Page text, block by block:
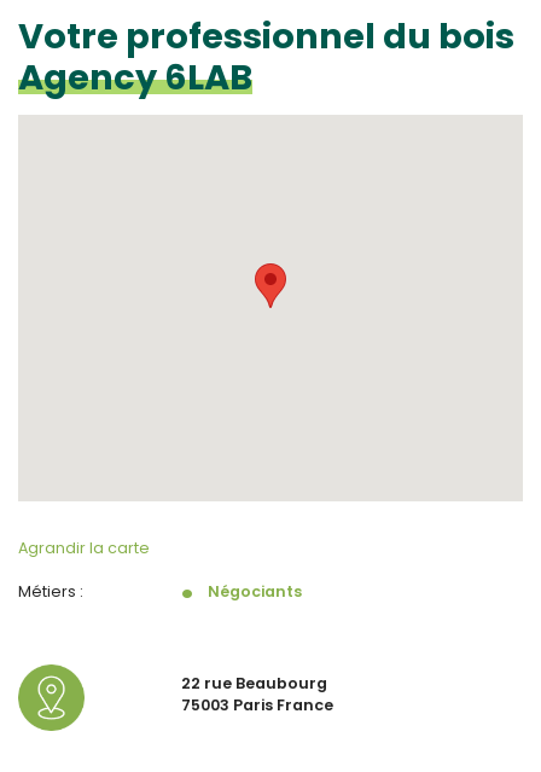
Votre professionnel du bois
Agency 6LAB
Agrandir la carte
Métiers : Négociants
22 rue Beaubourg
75003 Paris France